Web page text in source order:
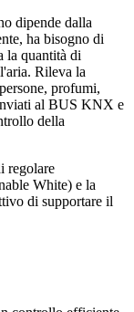
dipende dalla
ha bisogno di
la quantità di
Rileva la
profumi,
al BUS KNX e
della
regolare
White) e la
di supportare il